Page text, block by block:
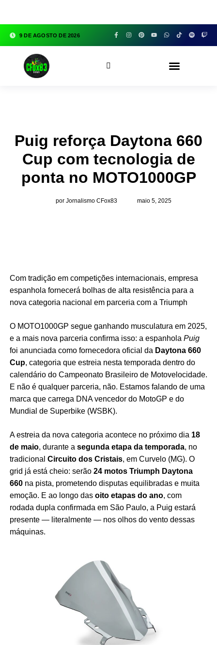
9 DE AGOSTO DE 2026
Puig reforça Daytona 660
Cup com tecnologia de
ponta no MOTO1000GP
por Jornalismo CFox83 maio 5, 2025
Com tradição em competições internacionais, empresa
espanhola fornecerá bolhas de alta resistência para a
nova categoria nacional em parceria com a Triumph
O MOTO1000GP segue ganhando musculatura em 2025,
e a mais nova parceria confirma isso: a espanhola Puig
foi anunciada como fornecedora oficial da Daytona 660
Cup, categoria que estreia nesta temporada dentro do
calendário do Campeonato Brasileiro de Motovelocidade.
E não é qualquer parceria, não. Estamos falando de uma
marca que carrega DNA vencedor do MotoGP e do
Mundial de Superbike (WSBK).
A estreia da nova categoria acontece no próximo dia 18
de maio, durante a segunda etapa da temporada, no
tradicional Circuito dos Cristais, em Curvelo (MG). O
grid já está cheio: serão 24 motos Triumph Daytona
660 na pista, prometendo disputas equilibradas e muita
emoção. E ao longo das oito etapas do ano, com
rodada dupla confirmada em São Paulo, a Puig estará
presente — literalmente — nos olhos do vento dessas
máquinas.